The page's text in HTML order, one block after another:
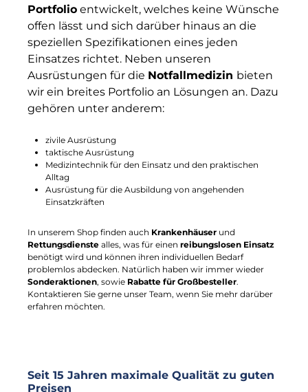
Portfolio entwickelt, welches keine Wünsche
offen lässt und sich darüber hinaus an die
speziellen Spezifikationen eines jeden
Einsatzes richtet. Neben unseren
Ausrüstungen für die Notfallmedizin bieten
wir ein breites Portfolio an Lösungen an. Dazu
gehören unter anderem:
zivile Ausrüstung
taktische Ausrüstung
Medizintechnik für den Einsatz und den praktischen
Alltag
Ausrüstung für die Ausbildung von angehenden
Einsatzkräften
In unserem Shop finden auch Krankenhäuser und
Rettungsdienste alles, was für einen reibungslosen Einsatz
benötigt wird und können ihren individuellen Bedarf
problemlos abdecken. Natürlich haben wir immer wieder
Sonderaktionen, sowie Rabatte für Großbesteller.
Kontaktieren Sie gerne unser Team, wenn Sie mehr darüber
erfahren möchten.
Seit 15 Jahren maximale Qualität zu guten
Preisen